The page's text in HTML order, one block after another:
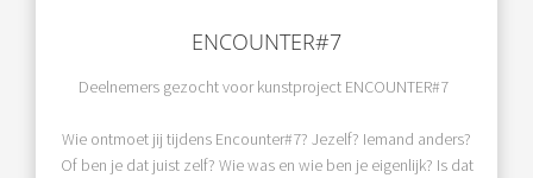
ENCOUNTER#7
Deelnemers gezocht voor kunstproject ENCOUNTER#7
Wie ontmoet jij tijdens Encounter#7? Jezelf? Iemand anders?
Of ben je dat juist zelf? Wie was en wie ben je eigenlijk? Is dat